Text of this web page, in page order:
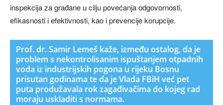
inspekcija za građane u cilju povećanja odgovornosti,
efikasnosti i efektivnosti, kao i prevencije korupcije.
Prof. dr. Samir Lemeš kaže, između ostalog, da je
problem s nekontrolisanim ispuštanjem otpadnih
voda iz industrijskih pogona u rijeku Bosnu
prisutan godinama te da je Vlada FBiH već pet
puta produžavala rok zagađivačima do kojeg rad
moraju uskladiti s normama.